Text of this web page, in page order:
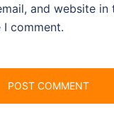
and website
comment.